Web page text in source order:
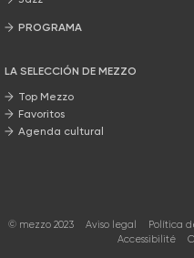
PROGRAMA
LA SELECCIÓN DE MEZZO
Top Mezzo
Favoritos
Agenda cultural
© mezzo 2023 Aviso legal Política
Accessibilité